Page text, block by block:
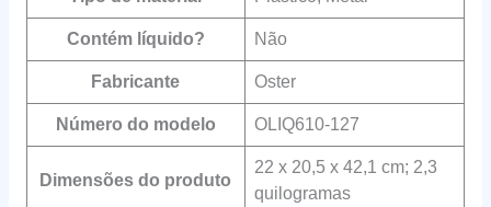
Contém líquido? ‎Não
Fabricante ‎Oster
Número do modelo ‎OLIQ610-127
Dimensões do produto
‎22 x 20,5 x 42,1 cm; 2,3
quilogramas